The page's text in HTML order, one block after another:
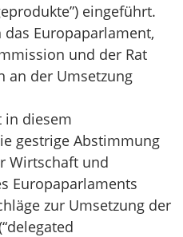
eingeführt.
Europaparlament,
und der Rat
an der Umsetzung
in diesem
gestrige Abstimmung
Wirtschaft und
Europaparlaments
zur Umsetzung der